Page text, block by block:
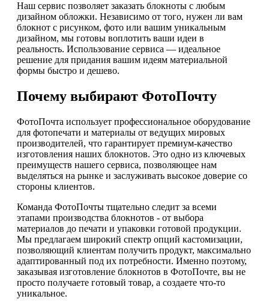
Наш сервис позволяет заказать блокноты с любым
дизайном обложки. Независимо от того, нужен ли вам
блокнот с рисунком, фото или вашим уникальным
дизайном, мы готовы воплотить ваши идеи в
реальность. Использование сервиса — идеальное
решение для придания вашим идеям материальной
формы быстро и дешево.
Почему выбирают ФотоПочту
ФотоПочта использует профессиональное оборудование
для фотопечати и материалы от ведущих мировых
производителей, что гарантирует премиум-качество
изготовления наших блокнотов. Это одно из ключевых
преимуществ нашего сервиса, позволяющее нам
выделяться на рынке и заслуживать высокое доверие со
стороны клиентов.
Команда ФотоПочты тщательно следит за всеми
этапами производства блокнотов - от выбора
материалов до печати и упаковки готовой продукции.
Мы предлагаем широкий спектр опций кастомизации,
позволяющий клиентам получить продукт, максимально
адаптированный под их потребности. Именно поэтому,
заказывая изготовление блокнотов в ФотоПочте, вы не
просто получаете готовый товар, а создаете что-то
уникальное.